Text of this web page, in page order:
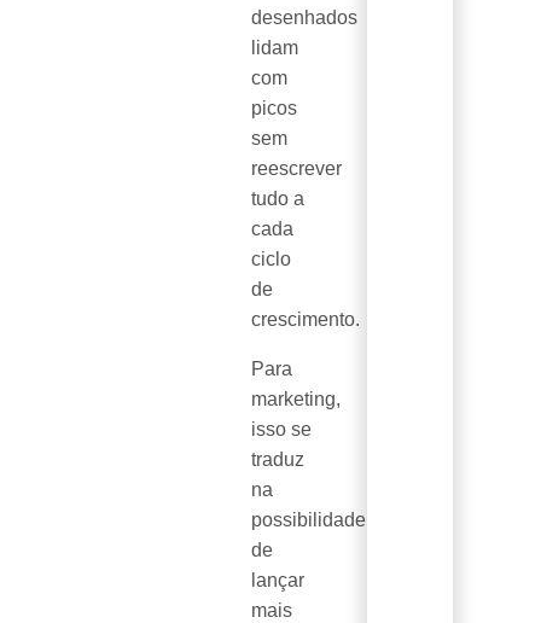
desenhados
lidam
com
picos
sem
reescrever
tudo a
cada
ciclo
de
crescimento.
Para
marketing,
isso se
traduz
na
possibilidade
de
lançar
mais